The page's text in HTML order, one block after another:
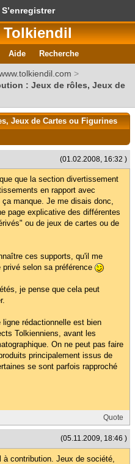
S’enregistrer
Tolkiendil
Aide Recherche
>
: Jeux de rôles, Jeux de
Jeux de Cartes ou Figurines
(01.02.2008, 16:32 )
que la section divertissement
en rapport avec
manque. Je me disais donc,
page explicative des différentes
ou de jeux de cartes ou de
ces supports, qu'il me
selon sa préférence
je pense que cela peut
rédactionnelle est bien
Tolkienniens, avant les
On ne peut pas faire
principalement issus de
se sont parfois rapproché
Quote
(05.11.2009, 18:46 )
contribution. Jeux de société,